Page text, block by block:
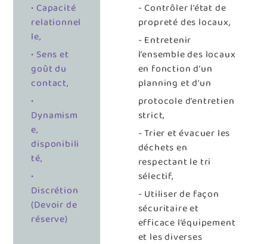
• Capacité
relationnel
le,
• Sens et
goût du
contact,
•
Dynamism
e,
disponibili
té,
•
Discrétion
(Devoir de
réserve)
- Contrôler l’état de
propreté des locaux,
- Entretenir
l’ensemble des locaux
en fonction d’un
planning et d’un
protocole d’entretien
strict,
- Trier et évacuer les
déchets en
respectant le tri
sélectif,
- Utiliser de façon
sécuritaire et
efficace l’équipement
et les diverses